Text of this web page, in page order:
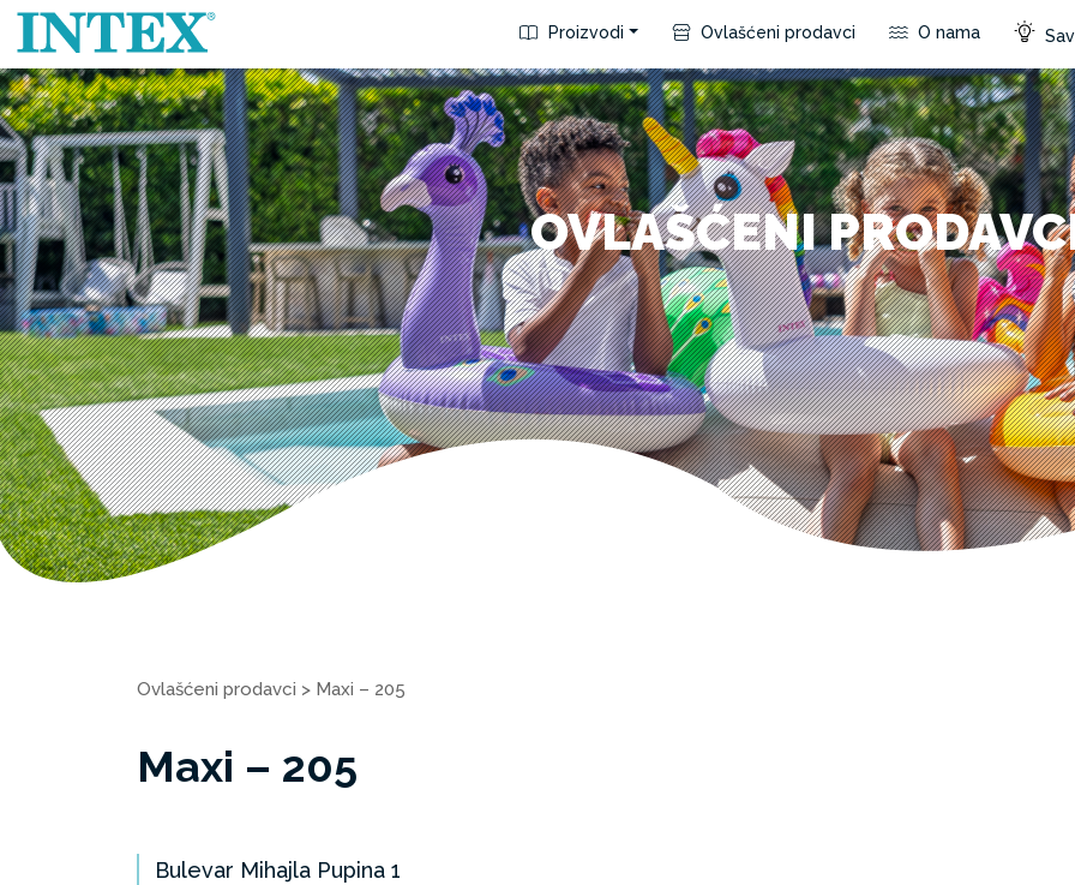
Proizvodi Ovlašćeni prodavci O nama
OVLAŠĆENI
Ovlašćeni prodavci > Maxi – 205
Maxi – 205
Bulevar Mihajla Pupina 1